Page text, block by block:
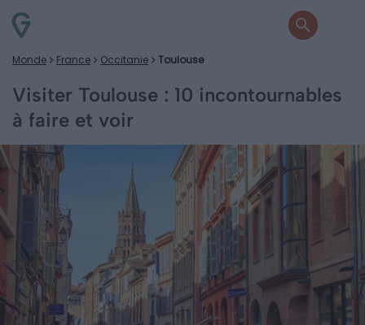
Monde France Occitanie Toulouse
Visiter Toulouse : 10 incontournables
à faire et voir